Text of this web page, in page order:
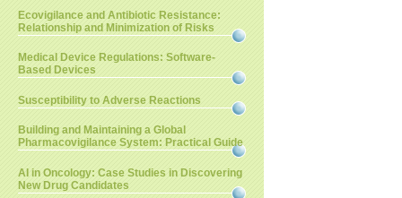
Ecovigilance and Antibiotic Resistance:
Relationship and Minimization of Risks
Medical Device Regulations: Software-
Based Devices
Susceptibility to Adverse Reactions
Building and Maintaining a Global
Pharmacovigilance System: Practical Guide
AI in Oncology: Case Studies in Discovering
New Drug Candidates